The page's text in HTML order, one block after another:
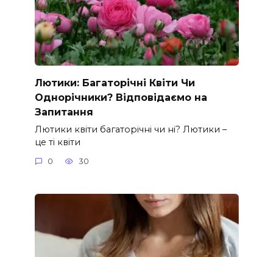
Лютики: Багаторічні Квіти Чи
Однорічники? Відповідаємо на
Запитання
Лютики квіти багаторічні чи ні? Лютики –
це ті квіти
0 30